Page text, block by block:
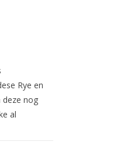
Rye en
deze nog
al